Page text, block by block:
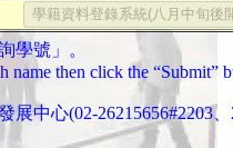
學號」。
name then click the “Submit”
中心(02-26215656#2203、